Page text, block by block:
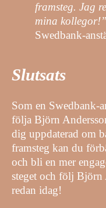
framsteg. Jag
mina kollegor!”
Swedbank-
Slutsats
Som en Swedbank-
följa Björn
dig uppdaterad om
framsteg kan du
och bli en mer
steget och följ Björn
redan idag!